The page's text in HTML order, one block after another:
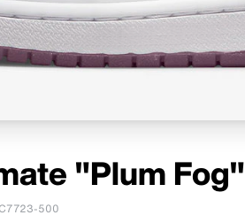
"Plum Fog"
500